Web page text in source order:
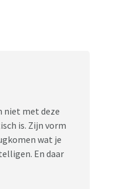
wat bij mama
aan.
Papa zei ‘dat
op zichzelf te
dat hoorde
ging hier om
niet met deze
is. Zijn vorm
wat je
En daar